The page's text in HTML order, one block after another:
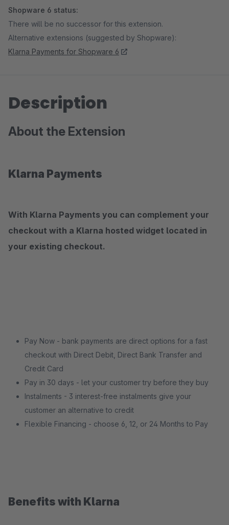
Shopware 6 status:
There will be no successor for this extension.
Alternative extensions (suggested by Shopware):
Klarna Payments for Shopware 6
Description
About the Extension
Klarna Payments
With Klarna Payments you can complement your
checkout with a Klarna hosted widget located in
your existing checkout.
Pay Now - bank payments are direct options for a fast
checkout with Direct Debit, Direct Bank Transfer and
Credit Card
Pay in 30 days - let your customer try before they buy
Instalments - 3 interest-free instalments give your
customer an alternative to credit
Flexible Financing - choose 6, 12, or 24 Months to Pay
Benefits with Klarna